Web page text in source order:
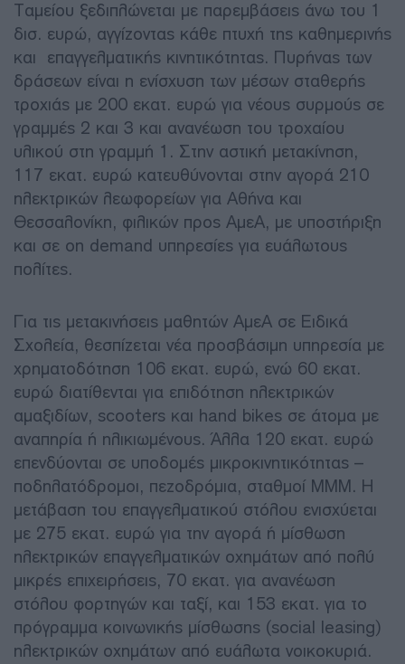
Ταμείου ξεδιπλώνεται με παρεμβάσεις άνω του 1
δισ. ευρώ, αγγίζοντας κάθε πτυχή της καθημερινής
και επαγγελματικής κινητικότητας. Πυρήνας των
δράσεων είναι η ενίσχυση των μέσων σταθερής
τροχιάς με 200 εκατ. ευρώ για νέους συρμούς σε
γραμμές 2 και 3 και ανανέωση του τροχαίου
υλικού στη γραμμή 1. Στην αστική μετακίνηση,
117 εκατ. ευρώ κατευθύνονται στην αγορά 210
ηλεκτρικών λεωφορείων για Αθήνα και
Θεσσαλονίκη, φιλικών προς ΑμεΑ, με υποστήριξη
και σε on demand υπηρεσίες για ευάλωτους
πολίτες.
Για τις μετακινήσεις μαθητών ΑμεΑ σε Ειδικά
Σχολεία, θεσπίζεται νέα προσβάσιμη υπηρεσία με
χρηματοδότηση 106 εκατ. ευρώ, ενώ 60 εκατ.
ευρώ διατίθενται για επιδότηση ηλεκτρικών
αμαξιδίων, scooters και hand bikes σε άτομα με
αναπηρία ή ηλικιωμένους. Άλλα 120 εκατ. ευρώ
επενδύονται σε υποδομές μικροκινητικότητας –
ποδηλατόδρομοι, πεζοδρόμια, σταθμοί ΜΜΜ. Η
μετάβαση του επαγγελματικού στόλου ενισχύεται
με 275 εκατ. ευρώ για την αγορά ή μίσθωση
ηλεκτρικών επαγγελματικών οχημάτων από πολύ
μικρές επιχειρήσεις, 70 εκατ. για ανανέωση
στόλου φορτηγών και ταξί, και 153 εκατ. για το
πρόγραμμα κοινωνικής μίσθωσης (social leasing)
ηλεκτρικών οχημάτων από ευάλωτα νοικοκυριά.